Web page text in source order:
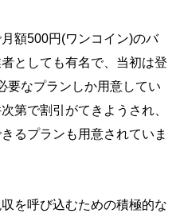
額500円(ワンコイン)のバ
としても有名で、当初は登
要なプランしか用意してい
第で割引がてきようされ、
るプランも用意されていま
を呼び込むための積極的な